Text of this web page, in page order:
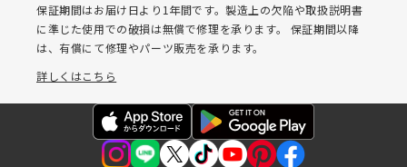
保証期間はお届け日より1年間です。製造上の欠陥や取扱説明書
に準じた使用での破損は無償で修理を承ります。 保証期間以降
は、有償にて修理やパーツ販売を承ります。
詳しくはこちら